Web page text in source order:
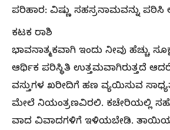
ಪರಿಹಾರ: ವಿಷ್ಣು ಸಹಸ್ರನಾಮವನ್ನು ಪಠಿಸಿ
ಕಟಕ ರಾಶಿ
ಭಾವನಾತ್ಮಕವಾಗಿ ಇಂದು ನೀವು ಹೆಚ್ಚು
ಆರ್ಥಿಕ ಪರಿಸ್ಥಿತಿ ಉತ್ತಮವಾಗಿರುತ್ತದೆ
ವಸ್ತುಗಳ ಖರೀದಿಗೆ ಹಣ ವ್ಯಯಿಸುವ
ಮೇಲೆ ನಿಯಂತ್ರಣವಿರಲಿ. ಕಚೇರಿಯಲ್ಲಿ
ವಾದ ವಿವಾದಗಳಿಗೆ ಇಳಿಯಬೇಡಿ.